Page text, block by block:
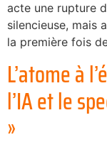
acte une rupture
silencieuse, mais
la première fois
L’atome à
l’IA et le
»